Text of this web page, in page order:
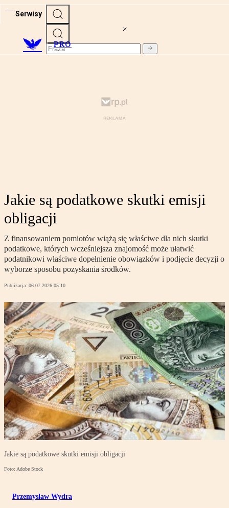
Serwisy
PRO
Jakie są podatkowe skutki emisji
obligacji
Z finansowaniem pomiotów wiążą się właściwe dla nich skutki
podatkowe, których wcześniejsza znajomość może ułatwić
podatnikowi właściwe dopełnienie obowiązków i podjęcie decyzji o
wyborze sposobu pozyskania środków.
Publikacja: 06.07.2026 05:10
Jakie są podatkowe skutki emisji obligacji
Foto: Adobe Stock
Przemysław Wydra